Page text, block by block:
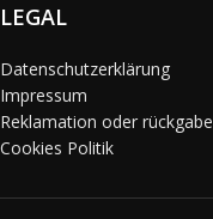
LEGAL
Datenschutzerklärung
Impressum
Reklamation oder rückgabe
Cookies Politik